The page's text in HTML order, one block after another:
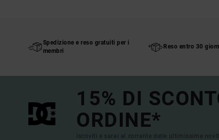
Spedizione e reso gratuiti per i
membri
Reso entro 30
15% DI
ORDINE*
Iscriviti e sarai al corrente delle ultimissime